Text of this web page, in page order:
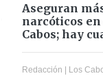
Aseguran
narcóticos en
Cabos; hay
Redacción | Los